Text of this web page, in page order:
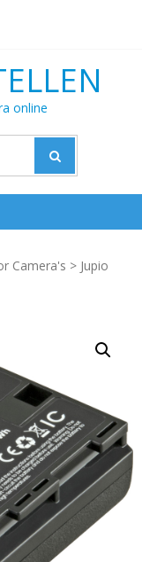
online
Camera's > Jupio